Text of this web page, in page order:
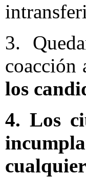
3.
coacción
los
4. Los